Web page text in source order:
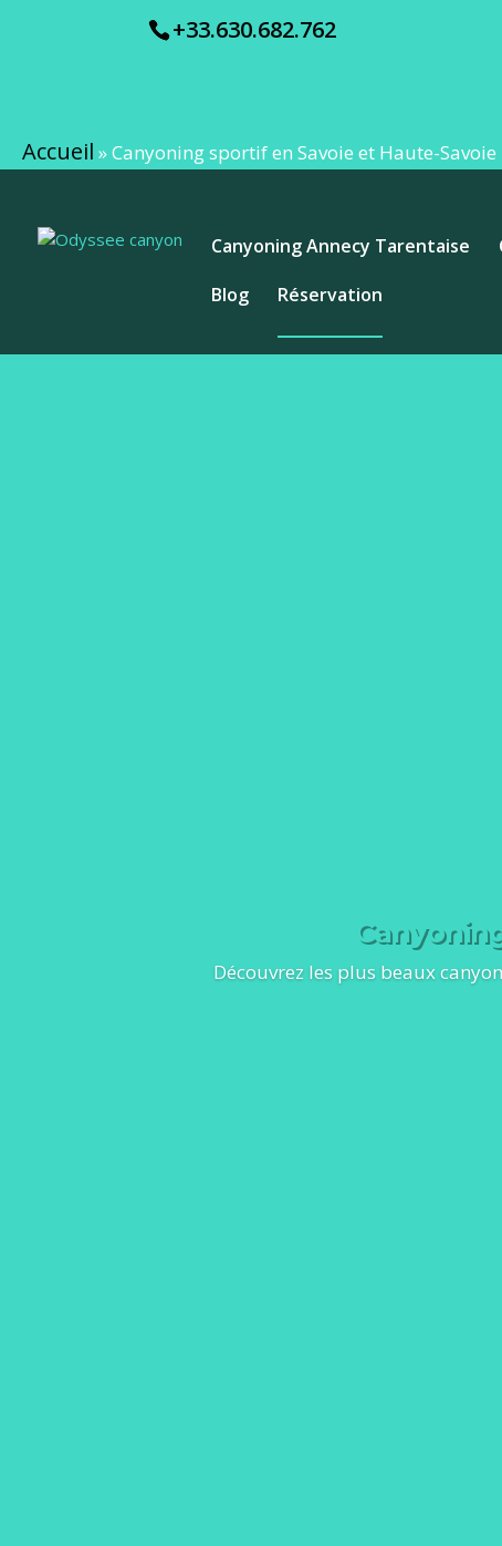
+33.630.682.762
Accueil »Canyoning sportif en Savoie et Haute-Savoie
Canyoning Annecy Tarentaise
Blog
Réservation
Découvrez les plus beaux